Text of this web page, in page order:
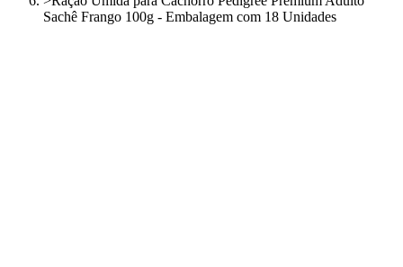
Sachê Frango 100g - Embalagem com 18 Unidades